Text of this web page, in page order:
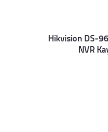
Details
Hikvision DS-
NVR